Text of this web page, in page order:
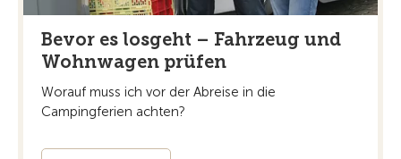
Bevor es losgeht – Fahrzeug und
Wohnwagen prüfen
Worauf muss ich vor der Abreise in die
Campingferien achten?